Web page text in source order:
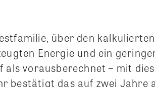
über den
Energie und ein
vorausberechnet – mit
bestätigt das auf zwei Jahre